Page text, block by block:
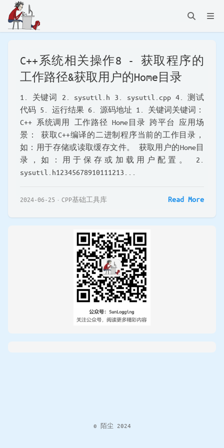
C++系统相关操作8 - 获取程序的
工作路径&获取用户的Home目录
1. 关键词 2. sysutil.h 3. sysutil.cpp 4. 测试
代码 5. 运行结果 6. 源码地址 1. 关键词关键词：
C++ 系统调用 工作路径 Home目录 跨平台 应用场
景： 获取C++编译的二进制程序当前的工作目录，
如：用于存储或读取缓存文件。 获取用户的Home目
录，如：用于保存或加载用户配置。 2.
sysutil.h12345678910111213...
2024-06-25 CPP基础工具库 Read More
© 陌尘 2024